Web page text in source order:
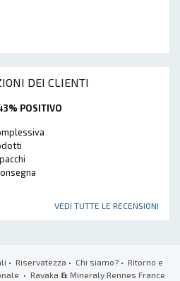
DEI CLIENTI
POSITIVO
VEDI TUTTE LE RECENSIONI
• Riservatezza • Chi siamo?• Ritorno e
• Ravaka & Mineraly Rennes France